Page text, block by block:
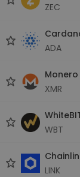
ZEC
ADA
Monero
XMR
WBT
LINK